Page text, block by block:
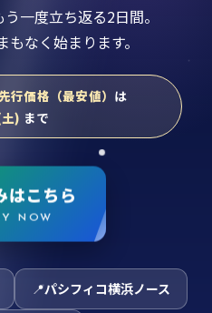
一度立ち返る2日間。
なく始まります。
先行価格（最安値） は
) まで
はこちら
NOW
📍パシフィコ横浜ノース